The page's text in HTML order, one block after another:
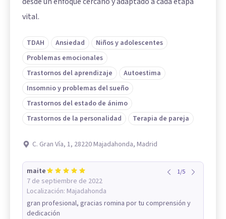
vital.
TDAH Ansiedad
Niños y adolescentes
Problemas emocionales
Trastornos del aprendizaje
Autoestima
Insomnio y problemas del sueño
Trastornos del estado de ánimo
Trastornos de la personalidad
Terapia de pareja
C. Gran Vía, 1, 28220 Majadahonda, Madrid
maite
7 de septiembre de 2022
Localización: Majadahonda
1/5
gran profesional, gracias romina por tu comprensión y
dedicación